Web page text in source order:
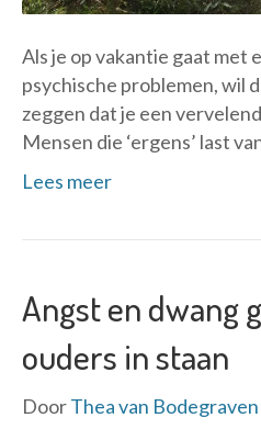
Als je op vakantie gaat met
psychische problemen, wil
zeggen dat je een
Mensen die ‘ergens’ last
Lees meer
Angst en dwang
ouders in staan
DoorThea van Bodegraven